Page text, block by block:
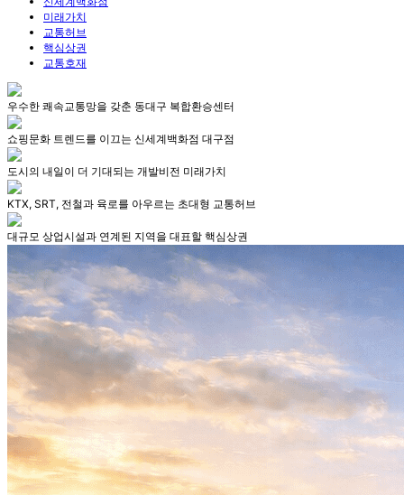
미래가치
교통허브
핵심상권
교통호재
우수한 쾌속교통망을 갖춘 동대구 복합환승센터
쇼핑문화 트렌드를 이끄는 신세계백화점 대구점
도시의 내일이 더 기대되는 개발비전 미래가치
KTX, SRT, 전철과 육로를 아우르는 초대형 교통허브
대규모 상업시설과 연계된 지역을 대표할 핵심상권